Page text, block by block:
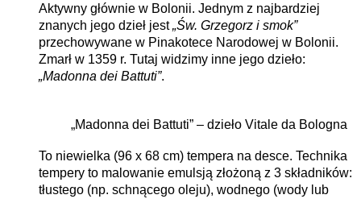
Aktywny głównie w Bolonii. Jednym z najbardziej
znanych jego dzieł jest„Św. Grzegorz i smok”
przechowywane w Pinakotece Narodowej w Bolonii.
Zmarł w 1359 r. Tutaj widzimy inne jego dzieło:
„Madonna dei Battuti”.
„Madonna dei Battuti” – dzieło Vitale da Bologna
To niewielka (96 x 68 cm) tempera na desce. Technika
tempery to malowanie emulsją złożoną z 3 składników:
tłustego (np. schnącego oleju), wodnego (wody lub